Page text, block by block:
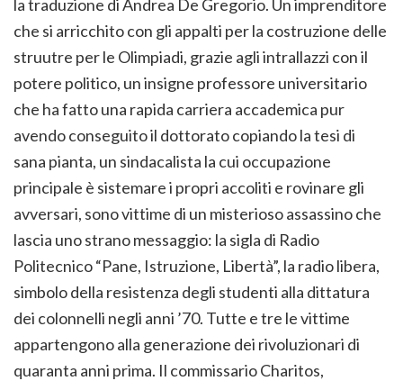
la traduzione di Andrea De Gregorio. Un imprenditore
che si arricchito con gli appalti per la costruzione delle
struutre per le Olimpiadi, grazie agli intrallazzi con il
potere politico, un insigne professore universitario
che ha fatto una rapida carriera accademica pur
avendo conseguito il dottorato copiando la tesi di
sana pianta, un sindacalista la cui occupazione
principale è sistemare i propri accoliti e rovinare gli
avversari, sono vittime di un misterioso assassino che
lascia uno strano messaggio: la sigla di Radio
Politecnico “Pane, Istruzione, Libertà”, la radio libera,
simbolo della resistenza degli studenti alla dittatura
dei colonnelli negli anni ’70. Tutte e tre le vittime
appartengono alla generazione dei rivoluzionari di
quaranta anni prima. Il commissario Charitos,